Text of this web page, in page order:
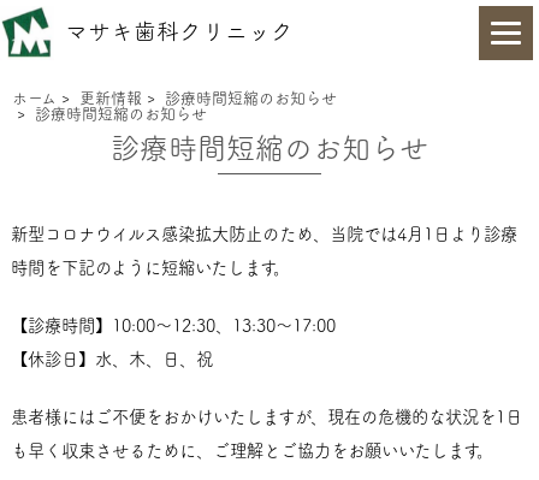
マサキ歯科クリニック
ホーム > 更新情報 > 診療時間短縮のお知らせ
> 診療時間短縮のお知らせ
診療時間短縮のお知らせ
新型コロナウイルス感染拡大防止のため、当院では4月1日より診療
時間を下記のように短縮いたします。
【診療時間】10:00～12:30、13:30～17:00
【休診日】水、木、日、祝
患者様にはご不便をおかけいたしますが、現在の危機的な状況を1日
も早く収束させるために、ご理解とご協力をお願いいたします。